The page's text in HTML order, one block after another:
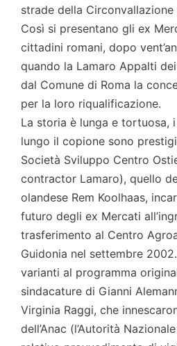
strade della Circonvallazione
Così si presentano gli ex
cittadini romani, dopo
quando la Lamaro Appalti
dal Comune di Roma la
per la loro riqualificazione.
La storia è lunga e tortuosa,
lungo il copione sono
Società Sviluppo Centro
contractor Lamaro), quello
olandese Rem Koolhaas,
futuro degli ex Mercati
trasferimento al Centro
Guidonia nel settembre
varianti al programma
sindacature di Gianni
Virginia Raggi, che
dell’Anac (l’Autorità